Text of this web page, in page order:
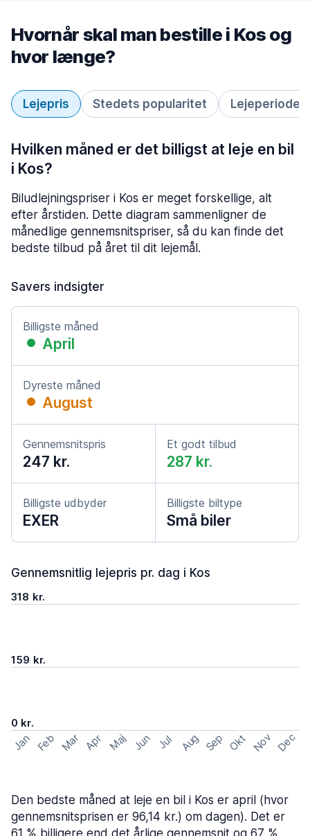
Hvornår skal man bestille i Kos og
hvor længe?
Lejepris Stedets popularitet Lejeperiode
Hvilken måned er det billigst at leje en bil
i Kos?
Biludlejningspriser i Kos er meget forskellige, alt
efter årstiden. Dette diagram sammenligner de
månedlige gennemsnitspriser, så du kan finde det
bedste tilbud på året til dit lejemål.
Savers indsigter
Billigste måned
April
Dyreste måned
August
Gennemsnitspris
247 kr.
Et godt tilbud
287 kr.
Billigste udbyder
EXER
Billigste biltype
Små biler
Gennemsnitlig lejepris pr. dag i Kos
318 kr.
159 kr.
0 kr.
Jan Feb Mar Apr Maj Jun Jul Aug Sep Okt Nov Dec
Den bedste måned at leje en bil i Kos er april (hvor
gennemsnitsprisen er 96,14 kr.) om dagen). Det er
61 % billigere end det årlige gennemsnit og 67 %